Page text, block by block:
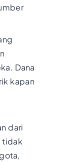
Dana
kapan
dari
tidak